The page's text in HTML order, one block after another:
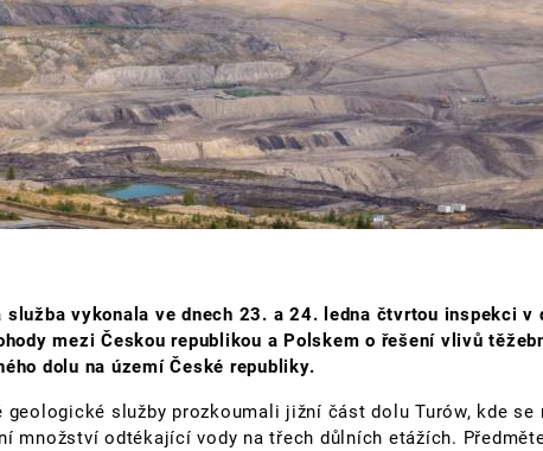
služba vykonala ve dnech 23. a 24. ledna čtvrtou inspekci v
mezi Českou republikou a Polskem o řešení vlivů
dolu na území České republiky.
geologické služby prozkoumali jižní část dolu Turów, kde se
množství odtékající vody na třech důlních etážích.